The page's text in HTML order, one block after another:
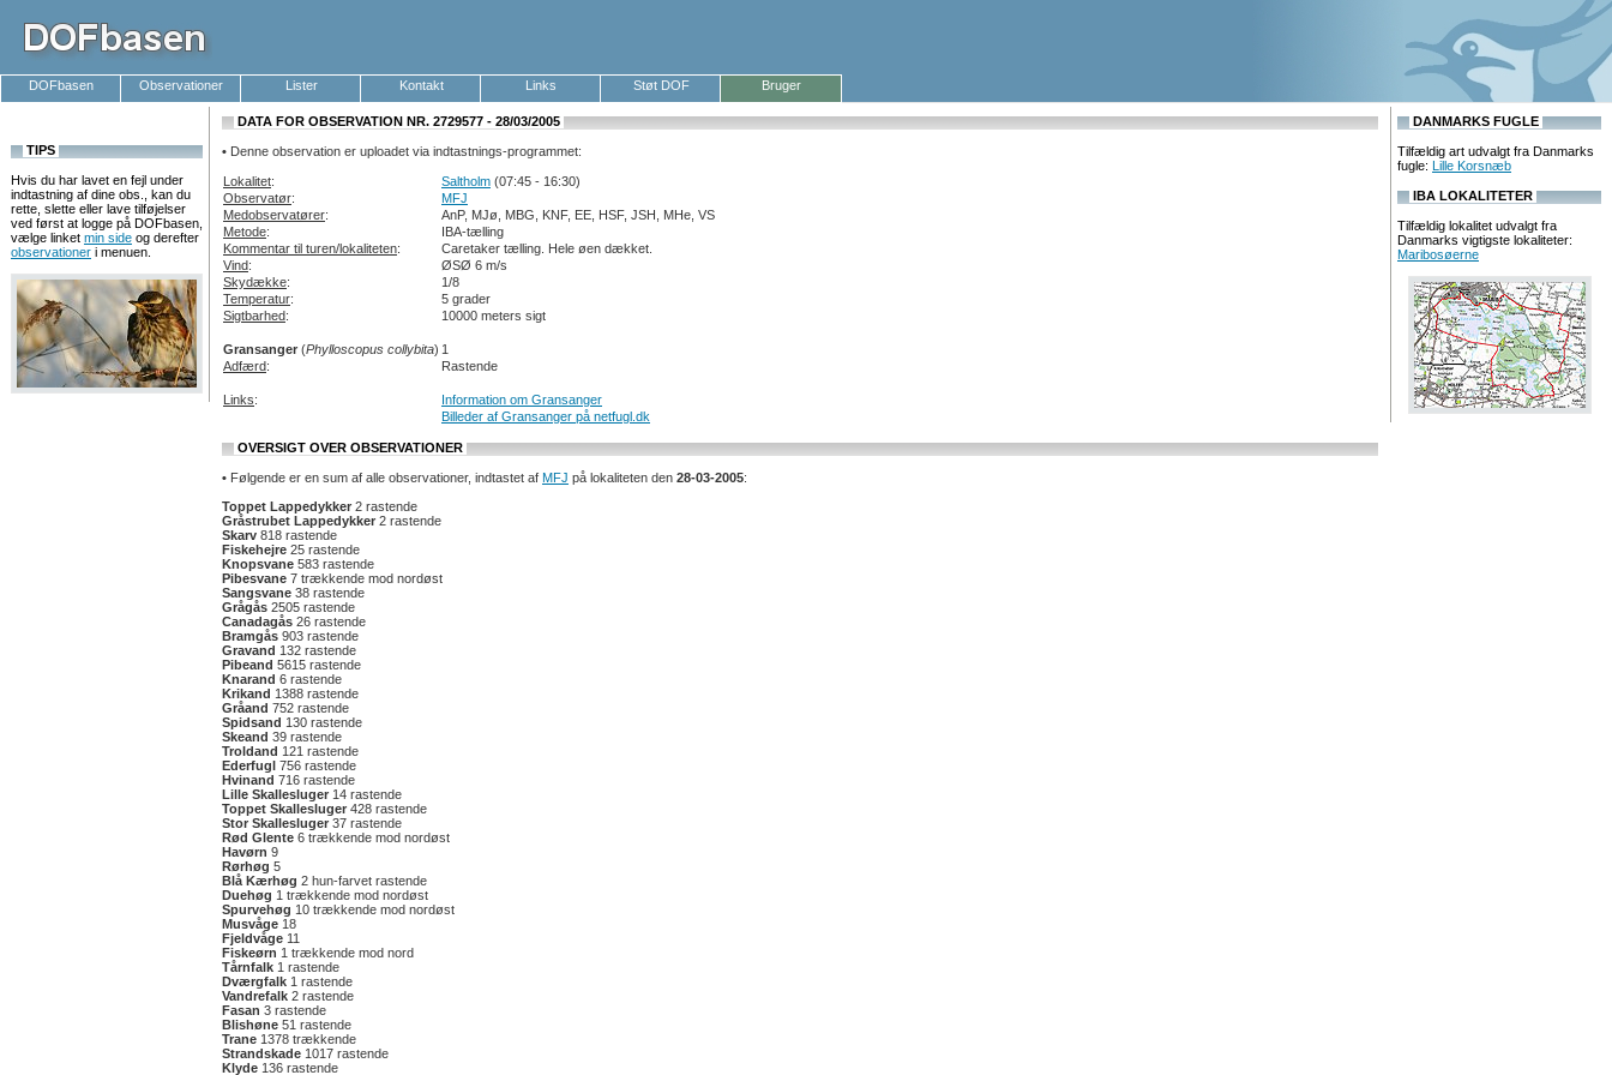
DOFbasen Observationer Lister Kontakt Links Støt DOF Bruger
TIPS
Hvis du har lavet en fejl under
indtastning af dine obs., kan du
rette, slette eller lave tilføjelser
ved først at logge på DOFbasen,
vælge linket min side og derefter
observationer i menuen.
DANMARKS FUGLE
Tilfældig art udvalgt fra Danmarks
fugle: Lille Korsnæb
IBA LOKALITETER
Tilfældig lokalitet udvalgt fra
Danmarks vigtigste lokaliteter:
Maribosøerne
DATA FOR OBSERVATION NR. 2729577 - 28/03/2005
• Denne observation er uploadet via indtastnings-programmet:
Lokalitet: Saltholm (07:45 - 16:30)
Observatør:
MFJ
Medobservatører:
AnP, MJø, MBG, KNF, EE, HSF, JSH, MHe, VS
Metode:
IBA-tælling
Kommentar til turen/lokaliteten:
Caretaker tælling. Hele øen dækket.
Vind:
ØSØ 6 m/s
Skydække:
1/8
Temperatur:
5 grader
Sigtbarhed: 10000 meters sigt
Gransanger (Phylloscopus collybita) 1
Adfærd: Rastende
Links:
Information om Gransanger
Billeder af Gransanger på netfugl.dk
OVERSIGT OVER OBSERVATIONER
• Følgende er en sum af alle observationer, indtastet af MFJ på lokaliteten den 28-03-2005:
Toppet Lappedykker 2 rastende
Gråstrubet Lappedykker 2 rastende
Skarv 818 rastende
Fiskehejre 25 rastende
Knopsvane 583 rastende
Pibesvane 7 trækkende mod nordøst
Sangsvane 38 rastende
Grågås 2505 rastende
Canadagås 26 rastende
Bramgås 903 rastende
Gravand 132 rastende
Pibeand 5615 rastende
Knarand 6 rastende
Krikand 1388 rastende
Gråand 752 rastende
Spidsand 130 rastende
Skeand 39 rastende
Troldand 121 rastende
Ederfugl 756 rastende
Hvinand 716 rastende
Lille Skallesluger 14 rastende
Toppet Skallesluger 428 rastende
Stor Skallesluger 37 rastende
Rød Glente 6 trækkende mod nordøst
Havørn 9
Rørhøg 5
Blå Kærhøg 2 hun-farvet rastende
Duehøg 1 trækkende mod nordøst
Spurvehøg 10 trækkende mod nordøst
Musvåge 18
Fjeldvåge 11
Fiskeørn 1 trækkende mod nord
Tårnfalk 1 rastende
Dværgfalk 1 rastende
Vandrefalk 2 rastende
Fasan 3 rastende
Blishøne 51 rastende
Trane 1378 trækkende
Strandskade 1017 rastende
Klyde 136 rastende